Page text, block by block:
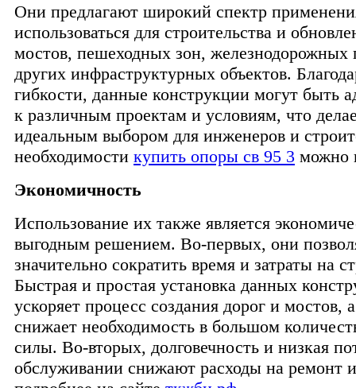
Они предлагают широкий спектр
использоваться для строительства и
мостов, пешеходных зон, железнодорожных
других инфраструктурных объектов.
гибкости, данные конструкции могут быть
к различным проектам и условиям, что
идеальным выбором для инженеров и
необходимости купить опоры св 95 3 можно
Экономичность
Использование их также является
выгодным решением. Во-первых, они
значительно сократить время и затраты на
Быстрая и простая установка данных
ускоряет процесс создания дорог и мостов,
снижает необходимость в большом
силы. Во-вторых, долговечность и низкая
обслуживании снижают расходы на ремонт